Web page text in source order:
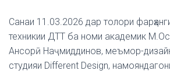
Санаи 11.03.2026 дар толори
техникии ДТТ ба номи академик
Ансорӣ Наҷмиддинов, меъмор-
студияи Different Design,